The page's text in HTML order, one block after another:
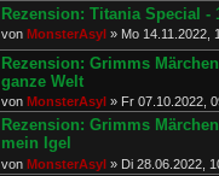
Rezension: Titania Special -
von MonsterAsyl » Mo 14.11.2022,
Rezension: Grimms
ganze Welt
von MonsterAsyl » Fr 07.10.2022,
Rezension: Grimms
mein Igel
von MonsterAsyl » Di 28.06.2022,